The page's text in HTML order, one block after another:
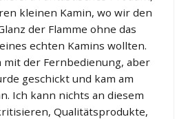
kleinen Kamin, wo wir den
der Flamme ohne das
echten Kamins wollten.
mit der Fernbedienung, aber
geschickt und kam am
Ich kann nichts an diesem
Qualitätsprodukte,